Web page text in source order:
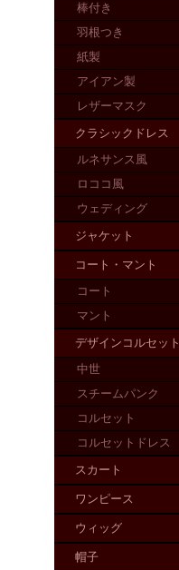
棒付き
羽根つき
紙製
アイアン製
レザーマスク
クラシックドレス
ルネサンス風
ロココ風
ウェディング
ジャケット
コート・マント
コート
マント
デザインコルセット
中世
スチームパンク
コルセット
コルセットドレス
スカート
ワンピース
ウィッグ
帽子